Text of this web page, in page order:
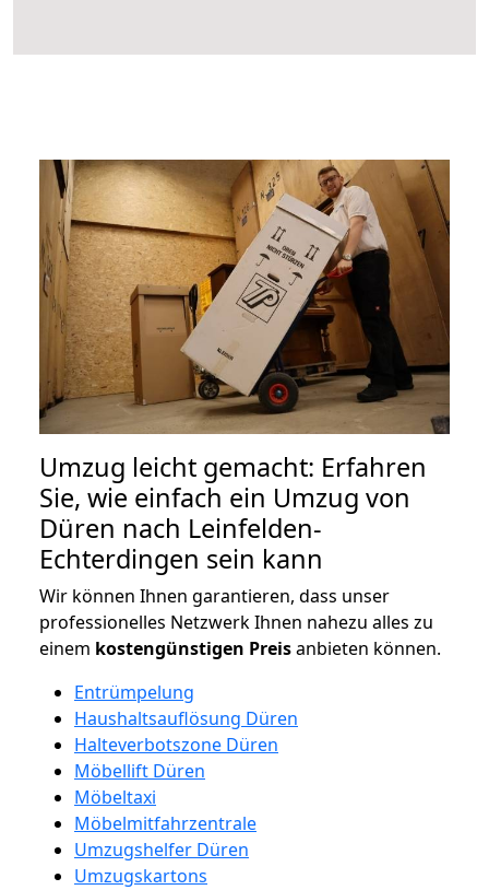
Umzug leicht gemacht: Erfahren
Sie, wie einfach ein Umzug von
Düren nach Leinfelden-
Echterdingen sein kann
Wir können Ihnen garantieren, dass unser
professionelles Netzwerk Ihnen nahezu alles zu
einem kostengünstigen Preisanbieten können.
Entrümpelung
Haushaltsauflösung Düren
Halteverbotszone Düren
Möbellift Düren
Möbeltaxi
Möbelmitfahrzentrale
Umzugshelfer Düren
Umzugskartons